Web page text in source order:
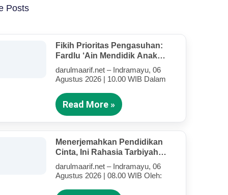
Posts
Fikih Prioritas Pengasuhan:
Fardlu ‘Ain Mendidik Anak
Kandung Di Tengah Kesibukan
Mengajar
darulmaarif.net – Indramayu, 06
Agustus 2026 | 10.00 WIB Dalam
Read More »
Menerjemahkan Pendidikan
Cinta, Ini Rahasia Tarbiyah
Rosululloh SAW Bagi Anak-
Anak Yang Terluka (Bagian IV)
darulmaarif.net – Indramayu, 06
Agustus 2026 | 08.00 WIB Oleh: